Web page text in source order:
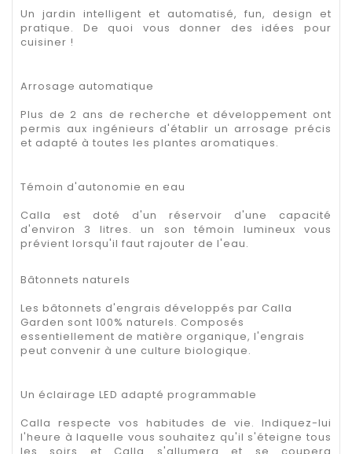
Un jardin intelligent et automatisé, fun, design et
pratique. De quoi vous donner des idées pour
cuisiner !
Arrosage automatique
Plus de 2 ans de recherche et développement ont
permis aux ingénieurs d'établir un arrosage précis
et adapté à toutes les plantes aromatiques.
Témoin d'autonomie en eau
Calla est doté d'un réservoir d'une capacité
d'environ 3 litres. un son témoin lumineux vous
prévient lorsqu'il faut rajouter de l'eau.
Bâtonnets naturels
Les bâtonnets d'engrais développés par Calla
Garden sont 100% naturels. Composés
essentiellement de matière organique, l'engrais
peut convenir à une culture biologique.
Un éclairage LED adapté programmable
Calla respecte vos habitudes de vie. Indiquez-lui
l'heure à laquelle vous souhaitez qu'il s'éteigne tous